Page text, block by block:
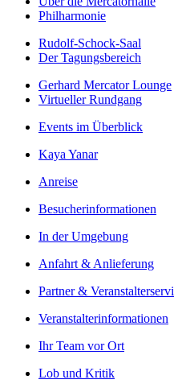
Philharmonie
Rudolf-Schock-Saal
Der Tagungsbereich
Gerhard Mercator Lounge
Virtueller Rundgang
Events im Überblick
Kaya Yanar
Anreise
Besucherinformationen
In der Umgebung
Anfahrt & Anlieferung
Partner &
Veranstalterinformationen
Ihr Team vor Ort
Lob und Kritik